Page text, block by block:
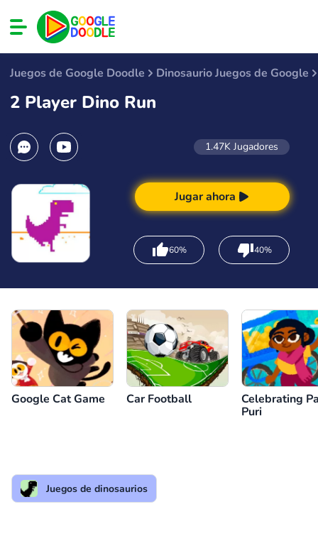
Juegos de Google Doodle Dinosaurio Juegos de Google
2 Player Dino Run
1.47K Jugadores
Jugar ahora
60% 40%
Google Cat Game Car Football
Celebrating
Puri
Juegos de dinosaurios